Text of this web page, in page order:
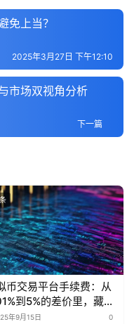
免上当？
2025年3月27日 下午12:10
市场双视角分析
下一篇
币交易平台手续费：从
到5%的差价里，藏着
被忽略的省钱密码？
年9月15日 0